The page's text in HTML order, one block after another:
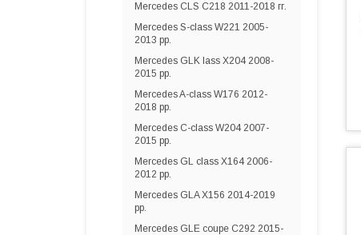
Mercedes CLS C218 2011-2018 гг.
Mercedes S-сlass W221 2005-
2013 рр.
Mercedes GLK lass X204 2008-
2015 рр.
Mercedes A-сlass W176 2012-
2018 рр.
Mercedes C-class W204 2007-
2015 рр.
Mercedes GL сlass X164 2006-
2012 рр.
Mercedes GLA X156 2014-2019
рр.
Mercedes GLE coupe C292 2015-